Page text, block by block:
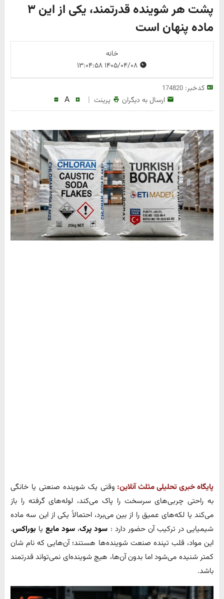
پشت هر شوینده قدرتمند، یکی از این ۳
ماده پنهان است
خانه
کدخبر:174820
ارسال به دیگران پرینت |
A
پایگاه خبری تحلیلی مثلث آنلاین: وقتی یک شوینده صنعتی یا خانگی
به راحتی چربی‌های سرسخت را پاک می‌کند، لوله‌های گرفته را باز
می‌کند یا لکه‌های عمیق را از بین می‌برد، احتمالاً یکی از این سه ماده
شیمیایی در ترکیب آن حضور دارد : سود پرک، سود مایعیا بوراکس.
این مواد، قلب تپنده صنعت شوینده‌ها هستند؛ آن‌هایی که نام‌ شان
کمتر شنیده می‌شود اما بدون آن‌ها، هیچ شوینده‌ای نمی‌تواند قدرتمند
باشد.